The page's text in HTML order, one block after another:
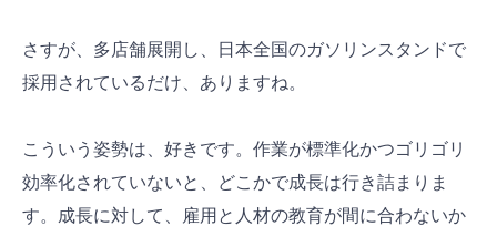
さすが、多店舗展開し、日本全国のガソリンスタンドで
採用されているだけ、ありますね。
こういう姿勢は、好きです。作業が標準化かつゴリゴリ
効率化されていないと、どこかで成長は行き詰まりま
す。成長に対して、雇用と人材の教育が間に合わないか